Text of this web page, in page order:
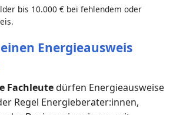
bis 10.000 € bei fehlendem oder
Energieausweis
Fachleutedürfen Energieausweise
Regel Energieberater:innen,